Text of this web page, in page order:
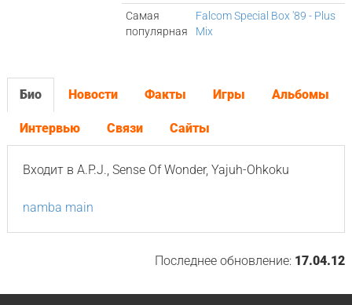
Самая
популярная
Falcom Special Box '89 - Plus
Mix
Био Новости Факты Игры Альбомы
Интервью Связи Сайты
Входит в A.P.J., Sense Of Wonder, Yajuh-Ohkoku
namba main
Последнее обновление: 17.04.12